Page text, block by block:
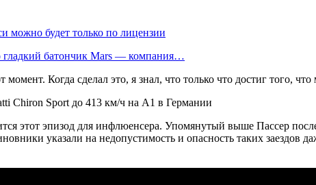
можно будет только по лицензии
батончик Mars — компания…
момент. Когда сделал это, я знал, что только что достиг того,
этот эпизод для инфлюенсера. Упомянутый выше Пассер
указали на недопустимость и опасность таких заездов